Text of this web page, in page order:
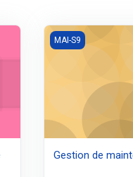
Gestion de
MAI-S9
Gestion de